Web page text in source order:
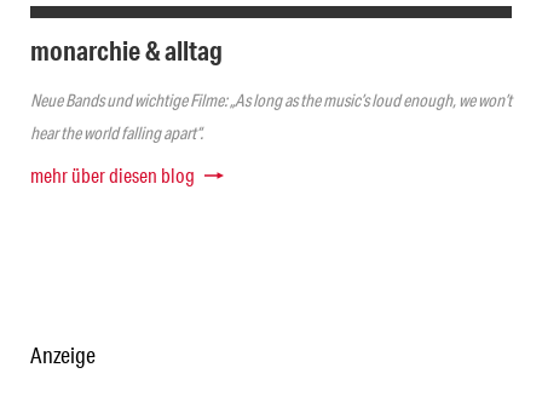
monarchie & alltag
Neue Bands und wichtige Filme: „As long as the music’s loud enough, we won’t
hear the world falling apart“.
mehr über diesen blog
Anzeige